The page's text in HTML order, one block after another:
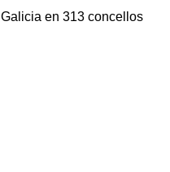
Galicia en 313 concellos